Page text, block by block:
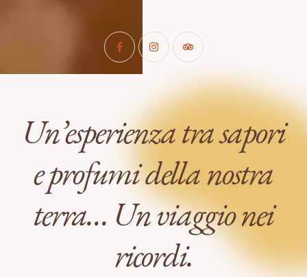
Un’esperienza tra sapori
e profumi della nostra
terra… Un viaggio nei
ricordi.